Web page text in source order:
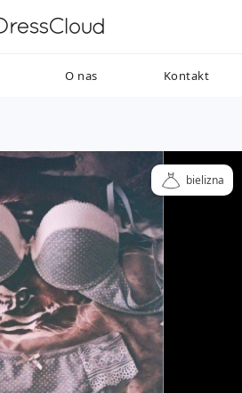
O nas Kontakt
bielizna